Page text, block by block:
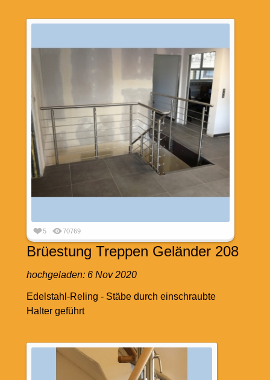
5 70769
Brüestung Treppen Geländer 208
hochgeladen: 6 Nov 2020
Edelstahl-Reling - Stäbe durch einschraubte
Halter geführt